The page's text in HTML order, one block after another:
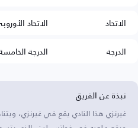
الاتحاد
الاتحاد
الدرجة
الدرجة
نبذة عن الفريق
غيرنزي هذا النادي يقع في غيرنزي،